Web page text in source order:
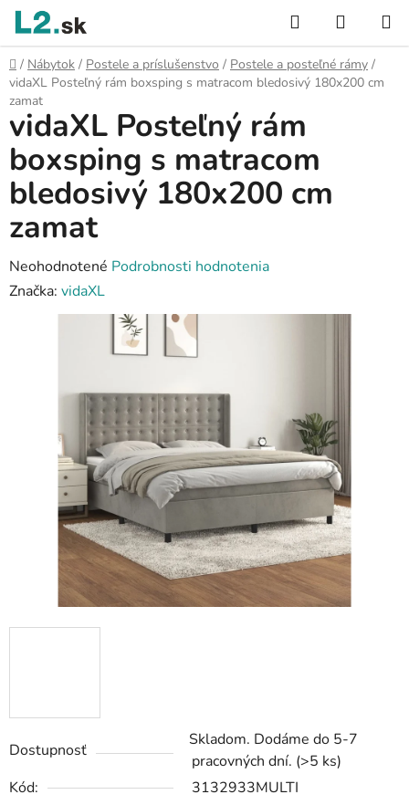
Prejsť
obsah
Hľadať
KOŠÍK
Domov
/ Nábytok / Postele a príslušenstvo / Postele a posteľné rámy /
vidaXL Posteľný rám boxsping s matracom bledosivý 180x200 cm
zamat
Dostupnosť
Skladom. Dodáme do 5-7
pracovných dní. (>5 ks)
Kód:
3132933MULTI
vidaXL Posteľný rám
boxsping s matracom
bledosivý 180x200 cm
zamat
Priemerné
hodnotenie
produktu
hviezdičiek.
Neohodnotené Podrobnosti hodnotenia
Značka: vidaXL